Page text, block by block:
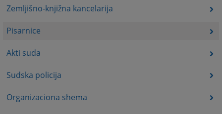
Zemljišno-knjižna kancelarija
Pisarnice
Akti suda
Sudska policija
Organizaciona shema